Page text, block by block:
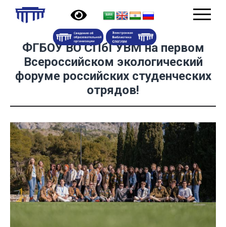
ФГБОУ ВО СПбГУВМ на первом
Всероссийском экологический
форуме российских студенческих
отрядов!